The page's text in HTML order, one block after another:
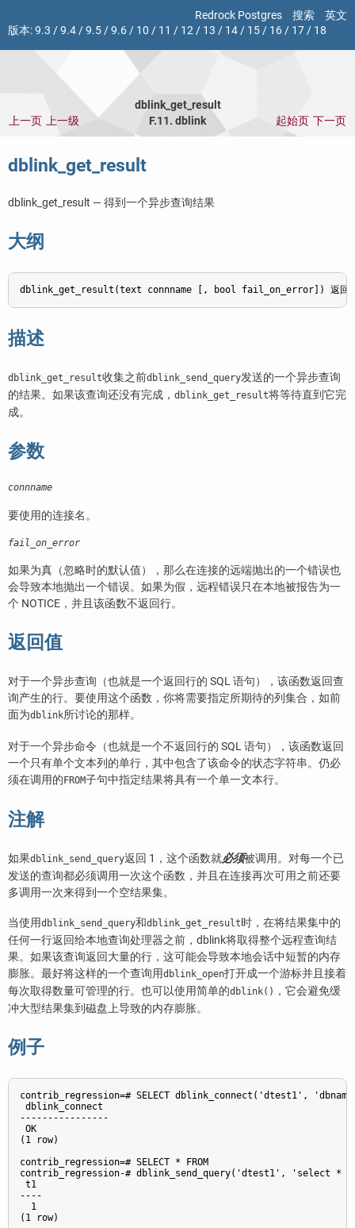
Redrock Postgres 搜索
英文
版本:9.3 /9.4/9.5/9.6/ 10 / 11 / 12/ 13 / 14/ 15/ 16/ 17/ 18
dblink_get_result
上一页 上一级 F.11. dblink 起始页 下一页
dblink_get_result
dblink_get_result — 得到一个异步查询结果
大纲
dblink_get_result(text connname [, bool fail_on_error]) 返回
描述
dblink_get_result收集之前dblink_send_query发送的一个异步查询
的结果。如果该查询还没有完成， dblink_get_result将等待直到它完
成。
参数
connname
要使用的连接名。
fail_on_error
如果为真（忽略时的默认值），那么在连接的远端抛出的一个错误也
会导致本地抛出一个错误。如果为假，远程错误只在本地被报告为一
个 NOTICE，并且该函数不返回行。
返回值
对于一个异步查询（也就是一个返回行的 SQL 语句），该函数返回查
询产生的行。要使用这个函数，你将需要指定所期待的列集合，如前
面为dblink所讨论的那样。
对于一个异步命令（也就是一个不返回行的 SQL 语句），该函数返回
一个只有单个文本列的单行，其中包含了该命令的状态字符串。仍必
须在调用的FROM子句中指定结果将具有一个单一文本行。
注解
如果dblink_send_query返回 1，这个函数就必须被调用。对每一个已
发送的查询都必须调用一次这个函数，并且在连接再次可用之前还要
多调用一次来得到一个空结果集。
当使用dblink_send_query和dblink_get_result时，在将结果集中的
任何一行返回给本地查询处理器之前， dblink将取得整个远程查询结
果。如果该查询返回大量的行，这可能会导致本地会话中短暂的内存
膨胀。最好将这样的一个查询用dblink_open打开成一个游标并且接着
每次取得数量可管理的行。也可以使用简单的dblink() ，它会避免缓
冲大型结果集到磁盘上导致的内存膨胀。
例子
contrib_regression=# SELECT dblink_connect('dtest1',
dblink_connect
----------------
OK
(1 row)
contrib_regression=# SELECT * FROM
contrib_regression-# dblink_send_query('dtest1', 'select *
t1
----
  1
(1 row)